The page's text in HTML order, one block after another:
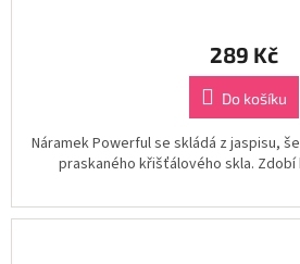
289 Kč
Do košíku
Náramek Powerful se skládá z jaspisu,
praskaného křišťálového skla. Zdobí